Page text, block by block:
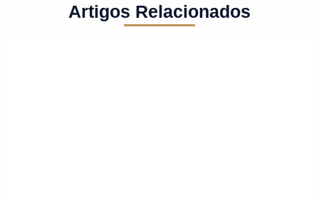
Artigos Relacionados